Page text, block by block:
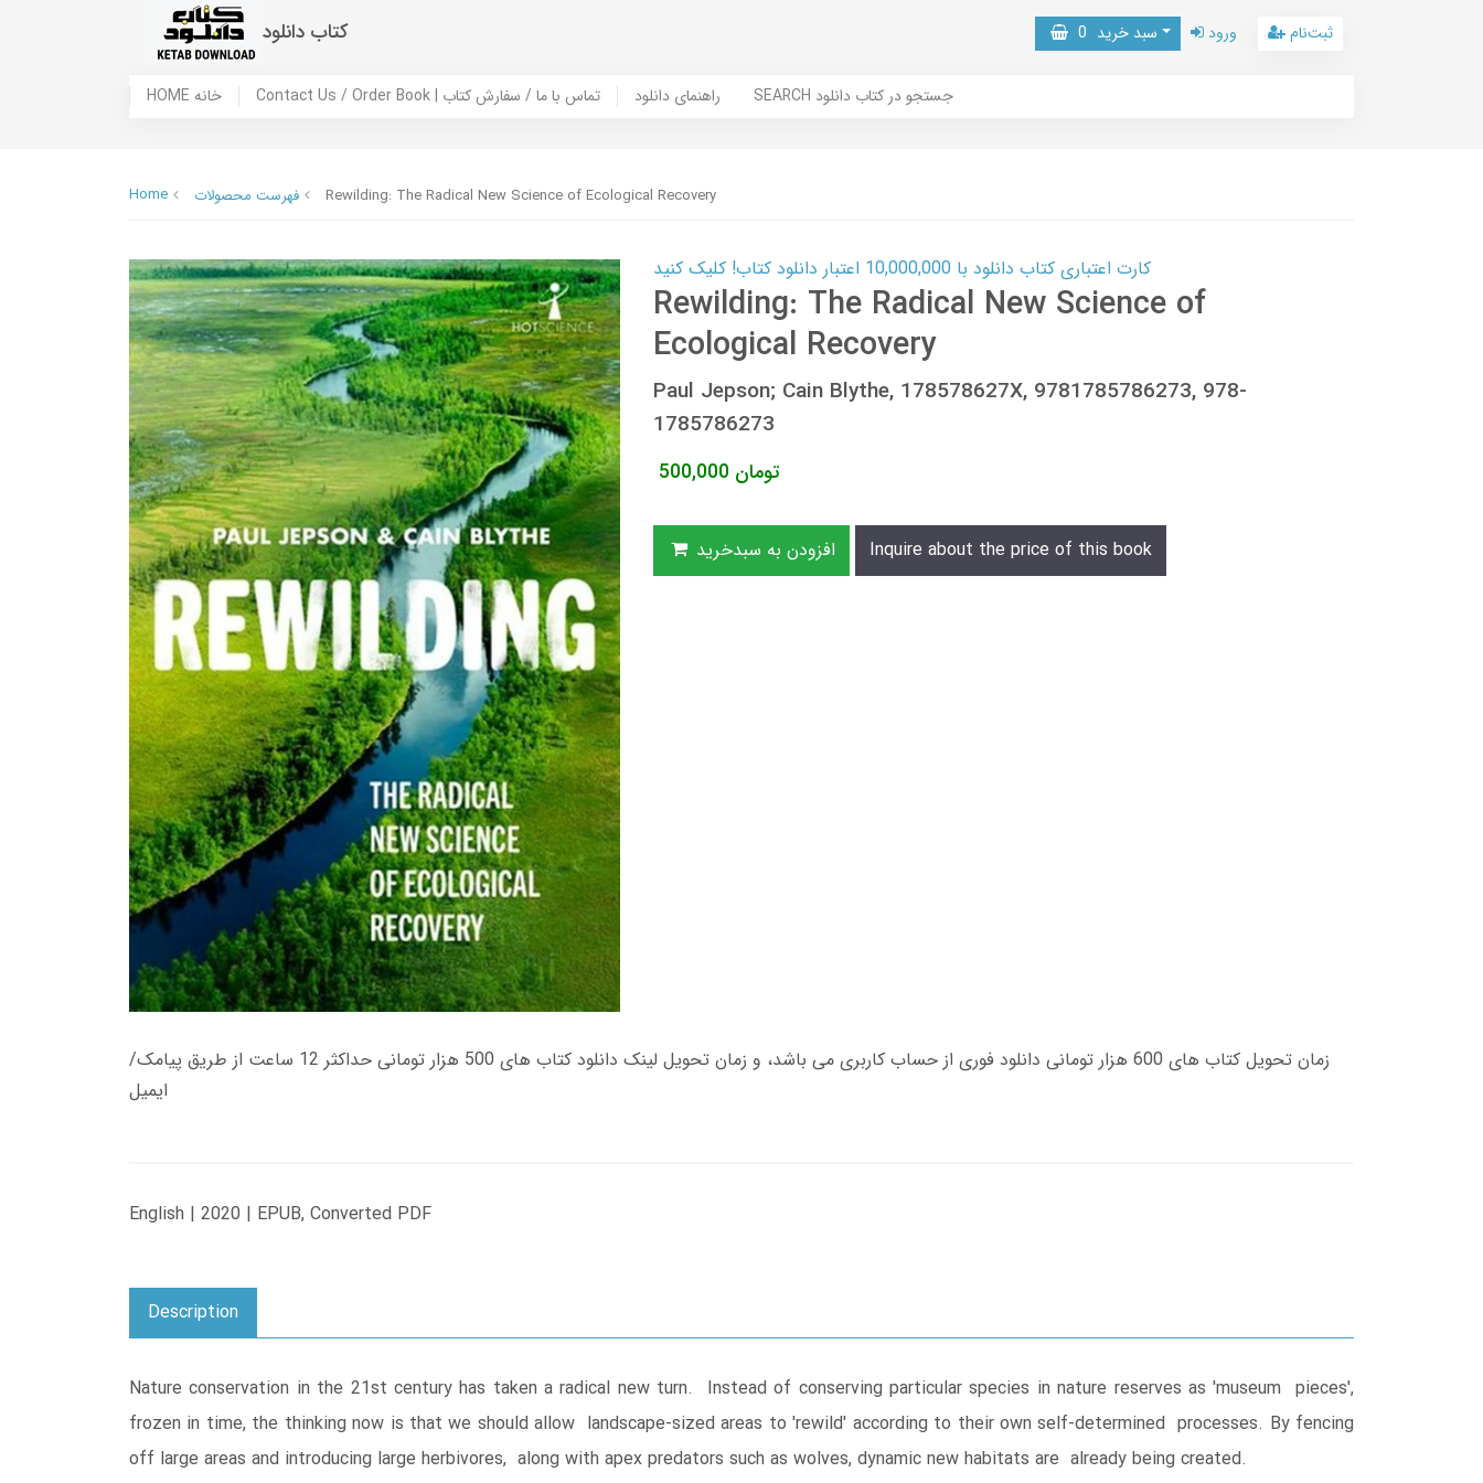
کتاب دانلود سبد خرید 0 ورود ثبت‌نام
HOME خانه Contact Us / Order Book | تماس با ما / سفارش کتاب راهنمای دانلود SEARCH جستجو در کتاب دانلود
Home فهرست محصولات Rewilding: The Radical New Science of Ecological Recovery
کارت اعتباری کتاب دانلود با 10,000,000 اعتبار دانلود کتاب! کلیک کنید
Rewilding: The Radical New Science of
Ecological Recovery
Paul Jepson; Cain Blythe, 178578627X, 9781785786273, 978-
1785786273
500,000 تومان
افزودن به سبدخرید Inquire about the price of this book
زمان تحویل کتاب های 600 هزار تومانی دانلود فوری از حساب کاربری می باشد، و زمان تحویل لینک دانلود کتاب های 500 هزار تومانی حداکثر 12 ساعت از طریق پیامک/
ایمیل
English | 2020 | EPUB, Converted PDF
Description
Nature conservation in the 21st century has taken a radical new turn. Instead of conserving particular species in nature reserves as 'museum pieces',
frozen in time, the thinking now is that we should allow landscape-sized areas to 'rewild' according to their own self-determined processes. By fencing
off large areas and introducing large herbivores, along with apex predators such as wolves, dynamic new habitats are already being created.